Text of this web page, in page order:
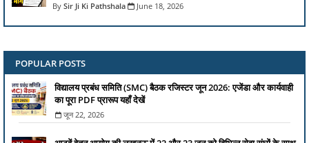
Sir Ji Ki Pathshala June 18, 2026
POPULAR POSTS
विद्यालय प्रबंध समिति (SMC) बैठक रजिस्टर जून 2026: एजेंडा और कार्यवाही
का पूरा PDF प्रारूप यहाँ देखें
जून 22, 2026